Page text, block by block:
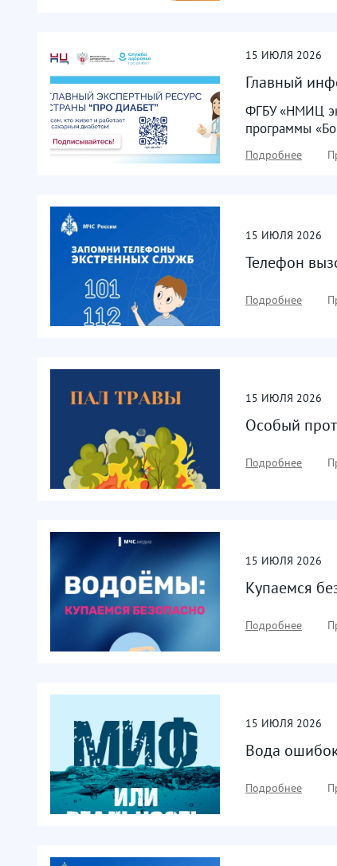
15 ИЮЛЯ 2026
Главный
ФГБУ «НМИЦ
программы
Подробнее
15 ИЮЛЯ 2026
Телефон
Подробнее
15 ИЮЛЯ 2026
Особый
Подробнее
15 ИЮЛЯ 2026
Купаемся
Подробнее
15 ИЮЛЯ 2026
Вода
Подробнее